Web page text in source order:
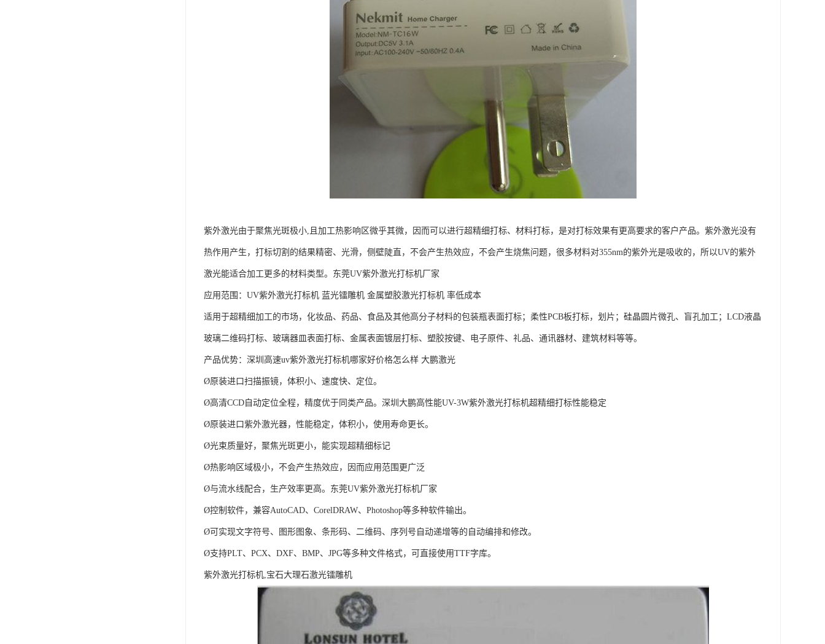
紫外激光由于聚焦光斑极小,且加工热影响区微乎其微，因而可以进行超精细打标、材料打标，是对打标效果有更高要求的客户产品。紫外激光没有
热作用产生，打标切割的结果精密、光滑，侧壁陡直，不会产生热效应，不会产生烧焦问题，很多材料对355nm的紫外光是吸收的，所以UV的紫外
激光能适合加工更多的材料类型。东莞UV紫外激光打标机厂家
应用范围：UV紫外激光打标机 蓝光镭雕机 金属塑胶激光打标机 率低成本
适用于超精细加工的市场，化妆品、药品、食品及其他高分子材料的包装瓶表面打标；柔性PCB板打标，划片；硅晶圆片微孔、盲孔加工；LCD液晶
玻璃二维码打标、玻璃器皿表面打标、金属表面镀层打标、塑胶按键、电子原件、礼品、通讯器材、建筑材料等等。
产品优势：深圳高速uv紫外激光打标机哪家好价格怎么样 大鹏激光
Ø原装进口扫描振镜，体积小、速度快、定位。
Ø高清CCD自动定位全程，精度优于同类产品。深圳大鹏高性能UV-3W紫外激光打标机超精细打标性能稳定
Ø原装进口紫外激光器，性能稳定，体积小，使用寿命更长。
Ø光束质量好，聚焦光斑更小，能实现超精细标记
Ø热影响区域极小，不会产生热效应，因而应用范围更广泛
Ø与流水线配合，生产效率更高。东莞UV紫外激光打标机厂家
Ø控制软件，兼容AutoCAD、CorelDRAW、Photoshop等多种软件输出。
Ø可实现文字符号、图形图象、条形码、二维码、序列号自动递增等的自动编排和修改。
Ø支持PLT、PCX、DXF、BMP、JPG等多种文件格式，可直接使用TTF字库。
紫外激光打标机,宝石大理石激光镭雕机